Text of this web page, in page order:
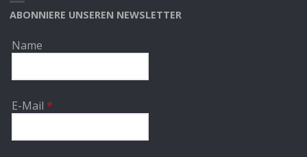
ABONNIERE UNSEREN NEWSLETTER
Name
E-Mail*